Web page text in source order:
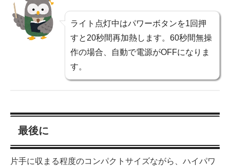
ライト点灯中はパワーボタンを1回押
すと20秒間再加熱します。60秒間無操
作の場合、自動で電源がOFFになりま
す。
最後に
片手に収まる程度のコンパクトサイズながら、ハイパワ